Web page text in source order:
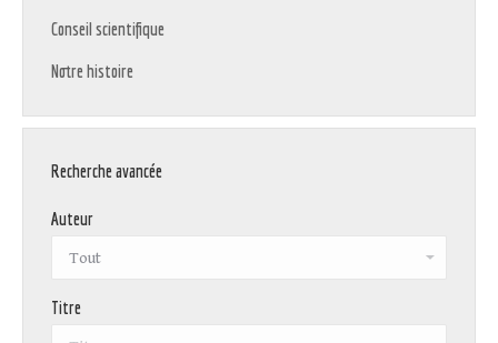
Conseil scientifique
Notre histoire
Recherche avancée
Auteur
Titre